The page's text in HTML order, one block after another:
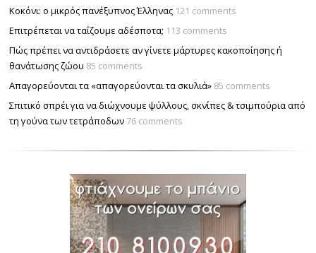
Κοκόνι: ο μικρός πανέξυπνος Έλληνας 121 comments
Επιτρέπεται να ταΐζουµε αδέσποτα; 113 comments
Πώς πρέπει να αντιδράσετε αν γίνετε μάρτυρες κακοποίησης ή
θανάτωσης ζώου 85 comments
Απαγορεύονται τα «απαγορεύονται τα σκυλιά» 85 comments
Σπιτικό σπρέι για να διώχνουμε ψύλλους, σκνίπες & τσιμπούρια από
τη γούνα των τετράποδων 76 comments